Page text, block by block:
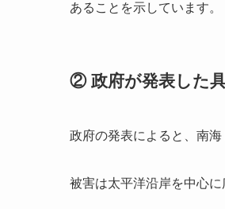
あることを示しています。
② 政府が発表した
政府の発表によると、南
被害は太平洋沿岸を中心